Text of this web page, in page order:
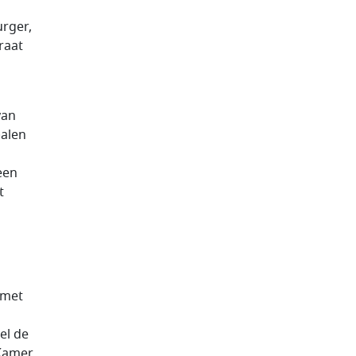
de